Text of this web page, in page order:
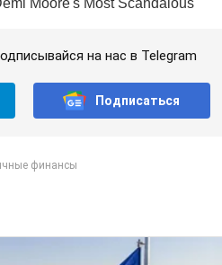
на нас в Telegram
Подписаться
финансы